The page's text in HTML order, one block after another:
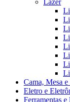
Lazer
Cama, Mesa
Eletro e
Ferramentas e